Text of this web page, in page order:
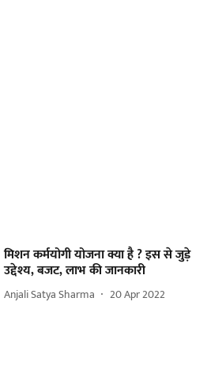
मिशन कर्मयोगी योजना क्या है ? इस से जुड़े
उद्देश्य, बजट, लाभ की जानकारी
Anjali Satya Sharma 20 Apr 2022